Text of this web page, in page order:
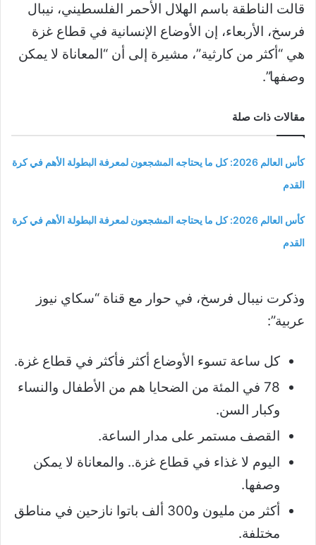
قالت الناطقة باسم الهلال الأحمر الفلسطيني، نيبال
فرسخ، الأربعاء، إن الأوضاع الإنسانية في قطاع غزة
هي “أكثر من كارثية”، مشيرة إلى أن “المعاناة لا يمكن
وصفها”.
مقالات ذات صلة
كأس العالم 2026: كل ما يحتاجه المشجعون لمعرفة البطولة الأهم في كرة
القدم
كأس العالم 2026: كل ما يحتاجه المشجعون لمعرفة البطولة الأهم في كرة
القدم
وذكرت نيبال فرسخ، في حوار مع قناة “سكاي نيوز
عربية”:
كل ساعة تسوء الأوضاع أكثر فأكثر في قطاع غزة.
78 في المئة من الضحايا هم من الأطفال والنساء
وكبار السن.
القصف مستمر على مدار الساعة.
اليوم لا غذاء في قطاع غزة.. والمعاناة لا يمكن
وصفها.
أكثر من مليون و300 ألف باتوا نازحين في مناطق
مختلفة.